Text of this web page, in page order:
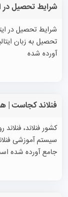
شرایط تحصیل در
شرایط تحصیل در
تحصیل به زبان
آورده شده
فنلاند کجاست |
کشور فنلاند،
سیستم آموزشی
جامع آورده شده